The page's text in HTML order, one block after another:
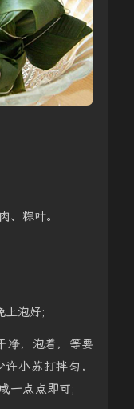
粽叶。
泡好;
，泡着，等要
小苏打拌匀，
一点点即可;